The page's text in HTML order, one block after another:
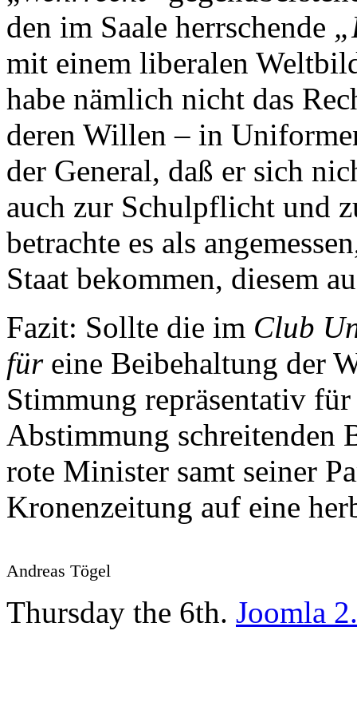
den im Saale herrschende
mit einem liberalen
habe nämlich nicht das
deren Willen – in
der General, daß er sich
auch zur Schulpflicht und
betrachte es als
Staat bekommen, diesem
Fazit: Sollte die im Club
füreine Beibehaltung der
Stimmung repräsentativ
Abstimmung schreitenden
rote Minister samt seiner
Kronenzeitung auf eine
Andreas Tögel
Thursday the 6th. Joomla